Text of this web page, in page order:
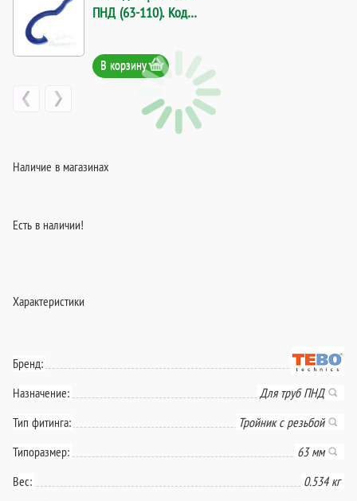
ПНД (63-110). Код
В корзину
Наличие в магазинах
Есть в наличии!
Характеристики
Бренд:
Назначение:
Для труб ПНД
Тип фитинга:
Тройник с резьбой
Типоразмер:
63 мм
Вес:
0.534 кг